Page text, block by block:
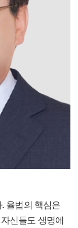
율법의 핵심은
신들도 생명에